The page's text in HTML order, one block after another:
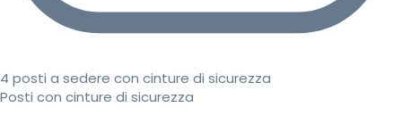
4 posti a sedere con cinture di sicurezza
Posti con cinture di sicurezza